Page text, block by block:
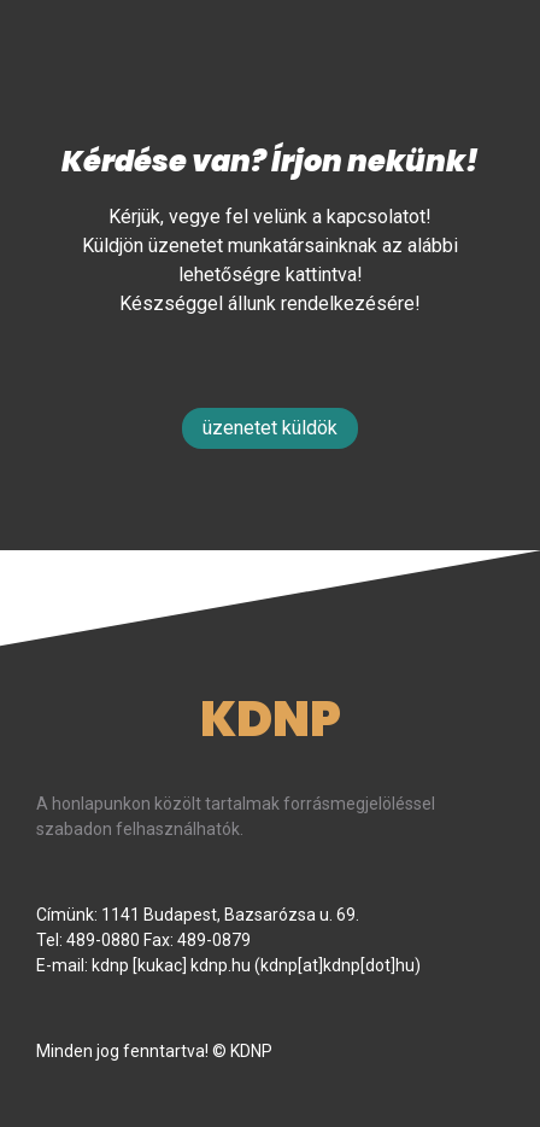
Kérdése van? Írjon nekünk!
Kérjük, vegye fel velünk a kapcsolatot!
Küldjön üzenetet munkatársainknak az alábbi
lehetőségre kattintva!
Készséggel állunk rendelkezésére!
üzenetet küldök
KDNP
A honlapunkon közölt tartalmak forrásmegjelöléssel
szabadon felhasználhatók.
Címünk: 1141 Budapest, Bazsarózsa u. 69.
Tel: 489-0880 Fax: 489-0879
E-mail: kdnp [kukac] kdnp.hu (kdnp[at]kdnp[dot]hu)
Minden jog fenntartva! © KDNP